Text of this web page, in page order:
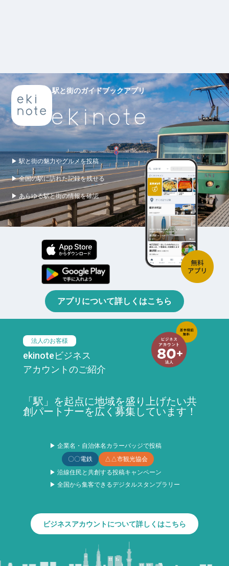
駅と街のガイドブックアプリ
▶ 駅と街の魅力やグルメを投稿
▶ 全国の駅に訪れた記録を残せる
▶ あらゆる駅と街の情報を確認
アプリについて詳しくはこちら
法人のお客様
ekinoteビジネス
アカウントのご紹介
「駅」を起点に地域を盛り上げたい共
創パートナーを広く募集しています！
▶ 企業名・自治体名カラーバッジで投稿
〇〇電鉄
△△市観光協会
▶ 沿線住民と共創する投稿キャンペーン
▶ 全国から集客できるデジタルスタンプラリー
ビジネスアカウントについて詳しくはこちら